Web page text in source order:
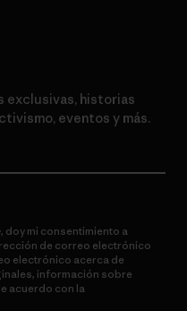
historias
eventos y más.
doy mi consentimiento a
de correo electrónico
electrónico acerca de
información sobre
acuerdo con la